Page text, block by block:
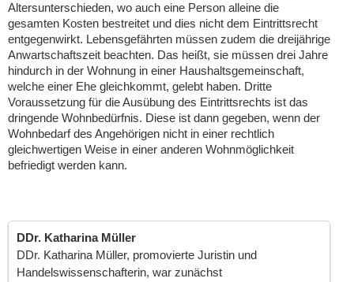
Altersunterschieden, wo auch eine Person alleine die
gesamten Kosten bestreitet und dies nicht dem Eintrittsrecht
entgegenwirkt. Lebensgefährten müssen zudem die dreijährige
Anwartschaftszeit beachten. Das heißt, sie müssen drei Jahre
hindurch in der Wohnung in einer Haushaltsgemeinschaft,
welche einer Ehe gleichkommt, gelebt haben. Dritte
Voraussetzung für die Ausübung des Eintrittsrechts ist das
dringende Wohnbedürfnis. Diese ist dann gegeben, wenn der
Wohnbedarf des Angehörigen nicht in einer rechtlich
gleichwertigen Weise in einer anderen Wohnmöglichkeit
befriedigt werden kann.
DDr. Katharina Müller
DDr. Katharina Müller, promovierte Juristin und
Handelswissenschafterin, war zunächst